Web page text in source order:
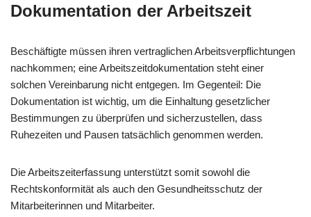
Dokumentation der Arbeitszeit
Beschäftigte müssen ihren vertraglichen Arbeitsverpflichtungen
nachkommen; eine Arbeitszeitdokumentation steht einer
solchen Vereinbarung nicht entgegen. Im Gegenteil: Die
Dokumentation ist wichtig, um die Einhaltung gesetzlicher
Bestimmungen zu überprüfen und sicherzustellen, dass
Ruhezeiten und Pausen tatsächlich genommen werden.
Die Arbeitszeiterfassung unterstützt somit sowohl die
Rechtskonformität als auch den Gesundheitsschutz der
Mitarbeiterinnen und Mitarbeiter.